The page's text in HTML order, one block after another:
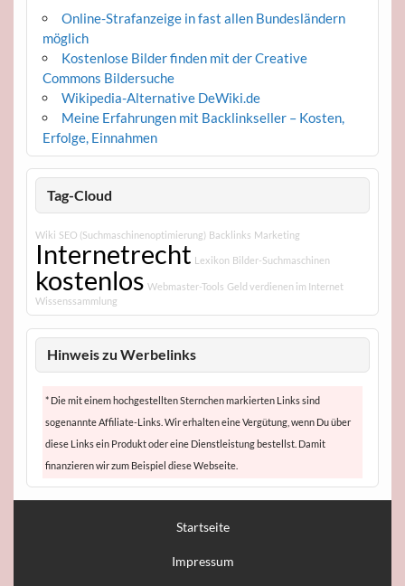
Online-Strafanzeige in fast allen Bundesländern
möglich
Kostenlose Bilder finden mit der Creative
Commons Bildersuche
Wikipedia-Alternative DeWiki.de
Meine Erfahrungen mit Backlinkseller – Kosten,
Erfolge, Einnahmen
Tag-Cloud
Wiki SEO (Suchmaschinenoptimierung) Backlinks Marketing
Internetrecht Lexikon Bilder-Suchmaschinen
kostenlos Webmaster-Tools Geld verdienen im Internet
Wissenssammlung
Hinweis zu Werbelinks
* Die mit einem hochgestellten Sternchen markierten Links sind
sogenannte Affiliate-Links. Wir erhalten eine Vergütung, wenn Du über
diese Links ein Produkt oder eine Dienstleistung bestellst. Damit
finanzieren wir zum Beispiel diese Webseite.
Startseite
Impressum